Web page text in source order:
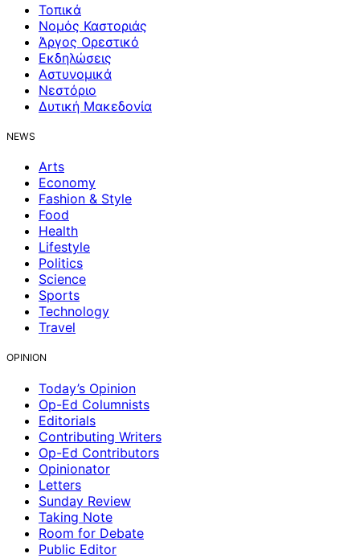
Τοπικά
Νομός Καστοριάς
Άργος Ορεστικό
Εκδηλώσεις
Αστυνομικά
Νεστόριο
Δυτική Μακεδονία
NEWS
Arts
Economy
Fashion & Style
Food
Health
Lifestyle
Politics
Science
Sports
Technology
Travel
OPINION
Today’s Opinion
Op-Ed Columnists
Editorials
Contributing Writers
Op-Ed Contributors
Opinionator
Letters
Sunday Review
Taking Note
Room for Debate
Public Editor